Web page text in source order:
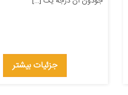
جزئیات بیشتر